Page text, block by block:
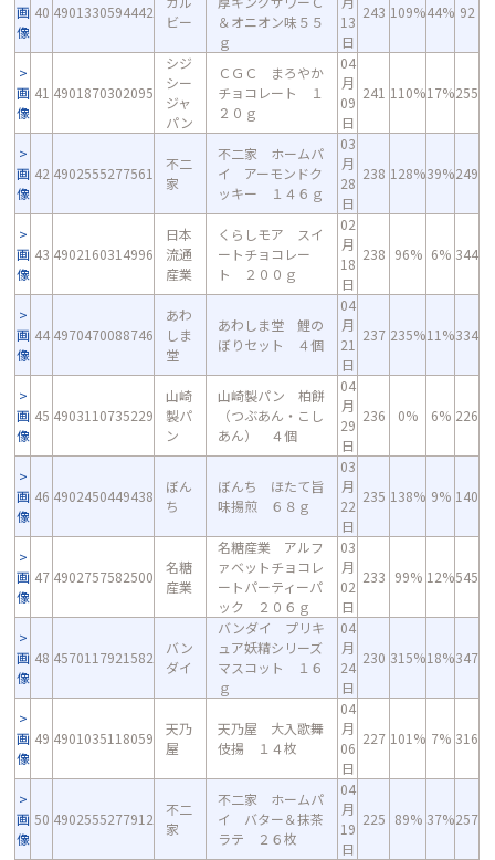
画
像
40 4901330594442
ビー
＆オニオン味５５
ｇ
13
日
243 109%44% 92
画
像
41 4901870302095
シジ
シー
ジャ
パン
ＣＧＣ まろやか
チョコレート １
２０ｇ
04
月
09
日
241 110%17%255
画
像
42 4902555277561
不二
家
不二家 ホームパ
イ アーモンドク
ッキー １４６ｇ
03
月
28
日
238 128%39%249
画
像
43 4902160314996
日本
流通
産業
くらしモア スイ
ートチョコレー
ト ２００ｇ
02
月
18
日
238 96% 6% 344
画
像
44 4970470088746
あわ
しま
堂
あわしま堂 鯉の
ぼりセット ４個
04
月
21
日
237 235%11%334
画
像
45 4903110735229
山崎
製パ
ン
山崎製パン 柏餅
（つぶあん・こし
あん） ４個
04
月
29
日
236 0% 6% 226
画
像
46 4902450449438
ぼん
ち
ぼんち ほたて旨
味揚煎 ６８ｇ
03
月
22
日
235 138% 9% 140
画
像
47 4902757582500
名糖
産業
名糖産業 アルフ
ァベットチョコレ
ートパーティーパ
ック ２０６ｇ
03
月
02
日
233 99% 12%545
画
像
48 4570117921582
バン
ダイ
バンダイ プリキ
ュア妖精シリーズ
マスコット １６
ｇ
04
月
24
日
230 315%18%347
画
像
49 4901035118059
天乃
屋
天乃屋 大入歌舞
伎揚 １４枚
04
月
06
日
227 101% 7% 316
画
像
50 4902555277912
不二
家
不二家 ホームパ
イ バター＆抹茶
ラテ ２６枚
04
月
19
日
225 89% 37%257